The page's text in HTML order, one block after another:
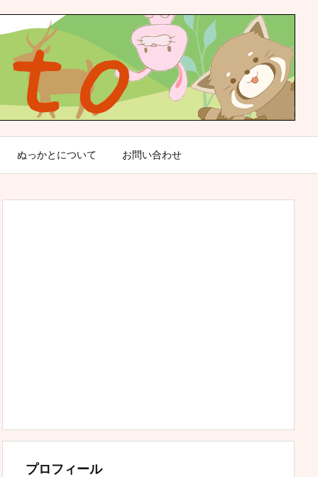
ぬっかとについて お問い合わせ
プロフィール